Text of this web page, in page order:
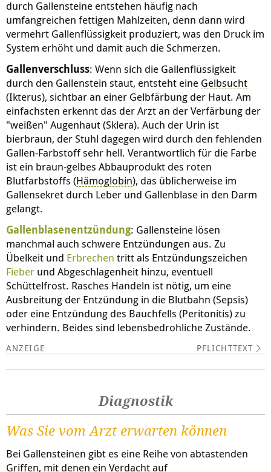
durch Gallensteine entstehen häufig nach
umfangreichen fettigen Mahlzeiten, denn dann wird
vermehrt Gallenflüssigkeit produziert, was den Druck im
System erhöht und damit auch die Schmerzen.
Gallenverschluss: Wenn sich die Gallenflüssigkeit
durch den Gallenstein staut, entsteht eine Gelbsucht
(Ikterus), sichtbar an einer Gelbfärbung der Haut. Am
einfachsten erkennt das der Arzt an der Verfärbung der
"weißen" Augenhaut (Sklera). Auch der Urin ist
bierbraun, der Stuhl dagegen wird durch den fehlenden
Gallen-Farbstoff sehr hell. Verantwortlich für die Farbe
ist ein braun-gelbes Abbauprodukt des roten
Blutfarbstoffs (Hämoglobin), das üblicherweise im
Gallensekret durch Leber und Gallenblase in den Darm
gelangt.
Gallenblasenentzündung: Gallensteine lösen
manchmal auch schwere Entzündungen aus. Zu
Übelkeit und Erbrechen tritt als Entzündungszeichen
Fieber und Abgeschlagenheit hinzu, eventuell
Schüttelfrost. Rasches Handeln ist nötig, um eine
Ausbreitung der Entzündung in die Blutbahn (Sepsis)
oder eine Entzündung des Bauchfells (Peritonitis) zu
verhindern. Beides sind lebensbedrohliche Zustände.
PFLICHTTEXT
Diagnostik
Was Sie vom Arzt erwarten können
Bei Gallensteinen gibt es eine Reihe von abtastenden
Griffen, mit denen ein Verdacht auf